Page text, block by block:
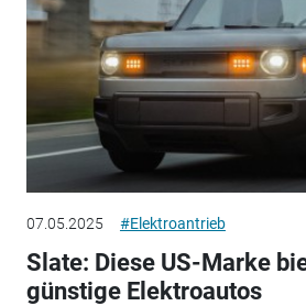
07.05.2025 #Elektroantrieb
Slate: Diese US-Marke
günstige Elektroautos